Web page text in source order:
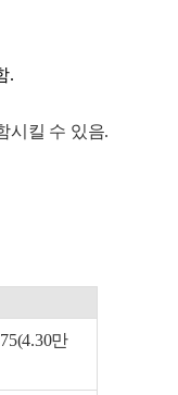
.
시킬 수 있음.
만